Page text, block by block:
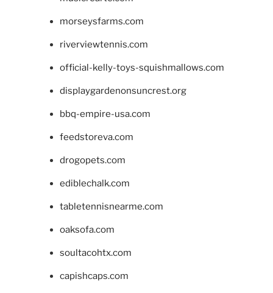
morseysfarms.com
riverviewtennis.com
official-kelly-toys-squishmallows.com
displaygardenonsuncrest.org
bbq-empire-usa.com
feedstoreva.com
drogopets.com
ediblechalk.com
tabletennisnearme.com
oaksofa.com
soultacohtx.com
capishcaps.com